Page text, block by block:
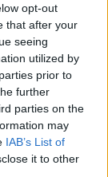
opt-out
that after your
seeing
utilized by
prior to
further
parties on the
may
IAB’s List of
it to other
Τορόντο